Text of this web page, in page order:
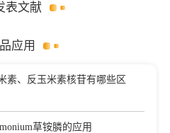
表文献
应用
素、反玉米素核苷有哪些区
草铵膦的应用